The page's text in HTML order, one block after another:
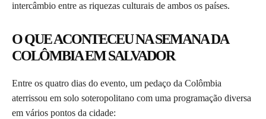
intercâmbio entre as riquezas culturais de ambos os países.
O QUE ACONTECEU NA SEMANA DA
COLÔMBIA EM SALVADOR
Entre os quatro dias do evento, um pedaço da Colômbia
aterrissou em solo soteropolitano com uma programação diversa
em vários pontos da cidade: